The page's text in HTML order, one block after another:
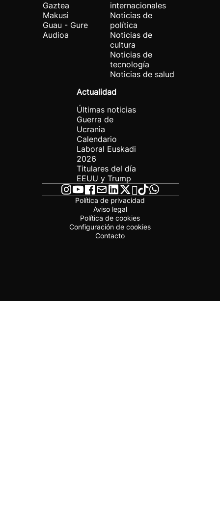
Gaztea
Makusi
Guau - Gure
Audioa
internacionales
Noticias de
política
Noticias de
cultura
Noticias de
tecnología
Noticias de salud
Actualidad
Últimas noticias
Guerra de
Ucrania
Calendario
Laboral Euskadi
2026
Titulares del día
EEUU y Trump
Política de privacidad
Aviso legal
Política de cookies
Configuración de cookies
Contacto